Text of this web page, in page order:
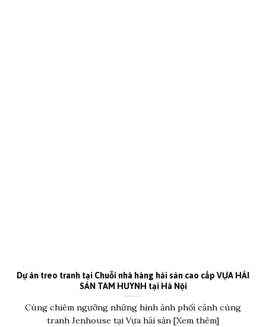
Dự án treo tranh tại Chuỗi nhà hàng hải sản cao cấp VỰA HẢI
SẢN TAM HUYNH tại Hà Nội
Cùng chiêm ngưỡng những hình ảnh phối cảnh cùng
tranh Jenhouse tại Vựa hải sản [Xem thêm]